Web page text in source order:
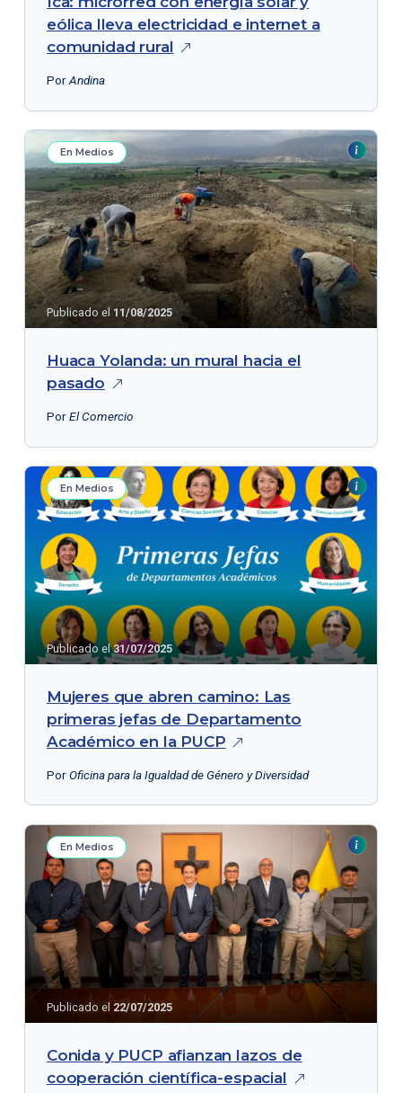
eólica lleva electricidad e internet a
comunidad rural
PorAndina
En Medios
Publicado el 11/08/2025
Huaca Yolanda: un mural hacia el
pasado
PorEl Comercio
En Medios
Publicado el31/07/2025
Mujeres que abren camino: Las
primeras jefas de Departamento
Académico en la PUCP
PorOficina para la Igualdad de Género y Diversidad
En Medios
Publicado el 22/07/2025
Conida y PUCP afianzan lazos de
cooperación científica-espacial